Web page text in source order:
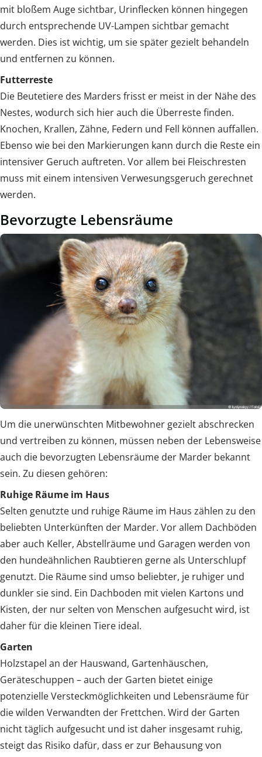
mit bloßem Auge sichtbar, Urinflecken können hingegen
durch entsprechende UV-Lampen sichtbar gemacht
werden. Dies ist wichtig, um sie später gezielt behandeln
und entfernen zu können.
Futterreste
Die Beutetiere des Marders frisst er meist in der Nähe des
Nestes, wodurch sich hier auch die Überreste finden.
Knochen, Krallen, Zähne, Federn und Fell können auffallen.
Ebenso wie bei den Markierungen kann durch die Reste ein
intensiver Geruch auftreten. Vor allem bei Fleischresten
muss mit einem intensiven Verwesungsgeruch gerechnet
werden.
Bevorzugte Lebensräume
Um die unerwünschten Mitbewohner gezielt abschrecken
und vertreiben zu können, müssen neben der Lebensweise
auch die bevorzugten Lebensräume der Marder bekannt
sein. Zu diesen gehören:
Ruhige Räume im Haus
Selten genutzte und ruhige Räume im Haus zählen zu den
beliebten Unterkünften der Marder. Vor allem Dachböden
aber auch Keller, Abstellräume und Garagen werden von
den hundeähnlichen Raubtieren gerne als Unterschlupf
genutzt. Die Räume sind umso beliebter, je ruhiger und
dunkler sie sind. Ein Dachboden mit vielen Kartons und
Kisten, der nur selten von Menschen aufgesucht wird, ist
daher für die kleinen Tiere ideal.
Garten
Holzstapel an der Hauswand, Gartenhäuschen,
Geräteschuppen – auch der Garten bietet einige
potenzielle Versteckmöglichkeiten und Lebensräume für
die wilden Verwandten der Frettchen. Wird der Garten
nicht täglich aufgesucht und ist daher insgesamt ruhig,
steigt das Risiko dafür, dass er zur Behausung von